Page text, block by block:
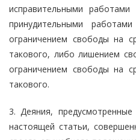
исправительными
принудительными
ограничением свободы на
такового, либо лишением
ограничением свободы на
такового.
3. Деяния,
настоящей статьи,